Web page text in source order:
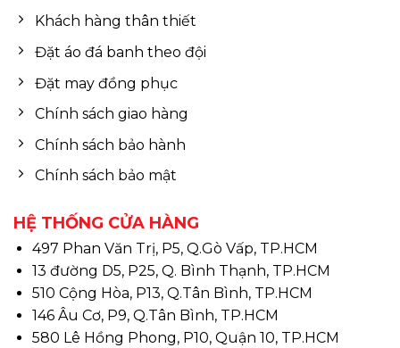
Khách hàng thân thiết
Đặt áo đá banh theo đội
Đặt may đồng phục
Chính sách giao hàng
Chính sách bảo hành
Chính sách bảo mật
HỆ THỐNG CỬA HÀNG
497 Phan Văn Trị, P5, Q.Gò Vấp, TP.HCM
13 đường D5, P25, Q. Bình Thạnh, TP.HCM
510 Cộng Hòa, P13, Q.Tân Bình, TP.HCM
146 Âu Cơ, P9, Q.Tân Bình, TP.HCM
580 Lê Hồng Phong, P10, Quận 10, TP.HCM